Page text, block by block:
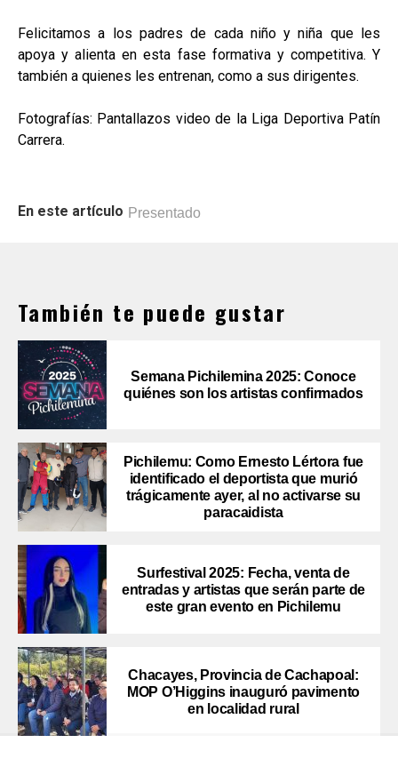
Felicitamos a los padres de cada niño y niña que les
apoya y alienta en esta fase formativa y competitiva. Y
también a quienes les entrenan, como a sus dirigentes.
Fotografías: Pantallazos video de la Liga Deportiva Patín
Carrera.
En este artículo Presentado
También te puede gustar
Semana Pichilemina 2025: Conoce
quiénes son los artistas confirmados
Pichilemu: Como Ernesto Lértora fue
identificado el deportista que murió
trágicamente ayer, al no activarse su
paracaidista
Surfestival 2025: Fecha, venta de
entradas y artistas que serán parte de
este gran evento en Pichilemu
Chacayes, Provincia de Cachapoal:
MOP O’Higgins inauguró pavimento
en localidad rural